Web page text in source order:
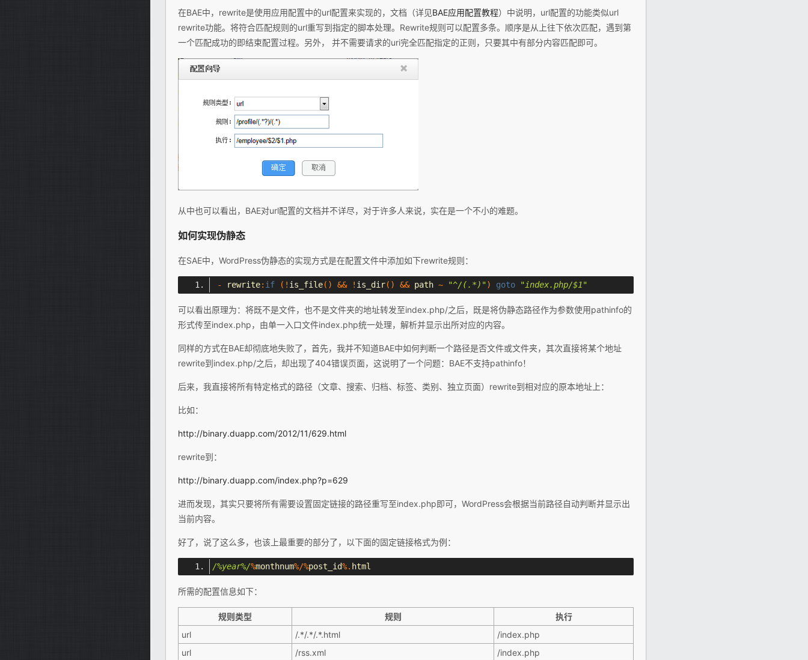
在BAE中，rewrite是使用应用配置中的url配置来实现的，文档（详见BAE应用配置教程）中说明，url配置的功能类似url
rewrite功能。将符合匹配规则的url重写到指定的脚本处理。Rewrite规则可以配置多条。顺序是从上往下依次匹配，遇到第
一个匹配成功的即结束配置过程。另外， 并不需要请求的uri完全匹配指定的正则，只要其中有部分内容匹配即可。
从中也可以看出，BAE对url配置的文档并不详尽，对于许多人来说，实在是一个不小的难题。
如何实现伪静态
在SAE中，WordPress伪静态的实现方式是在配置文件中添加如下rewrite规则：
- rewrite: if (! is_file() && ! is_dir() && path ~ "^/(.*)" ) goto "index.php/$1"
可以看出原理为：将既不是文件，也不是文件夹的地址转发至index.php/之后，既是将伪静态路径作为参数使用pathinfo的
形式传至index.php，由单一入口文件index.php统一处理，解析并显示出所对应的内容。
同样的方式在BAE却彻底地失败了，首先，我并不知道BAE中如何判断一个路径是否文件或文件夹，其次直接将某个地址
rewrite到index.php/之后，却出现了404错误页面，这说明了一个问题：BAE不支持pathinfo！
后来，我直接将所有特定格式的路径（文章、搜索、归档、标签、类别、独立页面）rewrite到相对应的原本地址上：
比如：
http://binary.duapp.com/2012/11/629.html
rewrite到：
http://binary.duapp.com/index.php?p=629
进而发现，其实只要将所有需要设置固定链接的路径重写至index.php即可，WordPress会根据当前路径自动判断并显示出
当前内容。
好了，说了这么多，也该上最重要的部分了，以下面的固定链接格式为例：
/%year%/%monthnum%/%post_id%. html
所需的配置信息如下：
规则类型 规则
执行
url
/.*/.*/.*.html
/index.php
url
/rss.xml
/index.php